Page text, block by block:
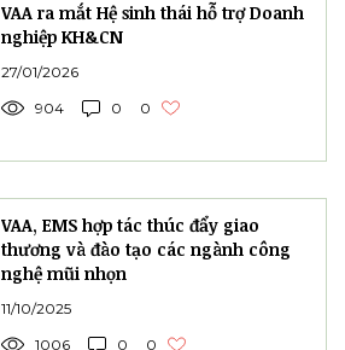
VAA ra mắt Hệ sinh thái hỗ trợ Doanh
nghiệp KH&CN
27/01/2026
904
0 0
VAA, EMS hợp tác thúc đẩy giao
thương và đào tạo các ngành công
nghệ mũi nhọn
11/10/2025
1006
0 0